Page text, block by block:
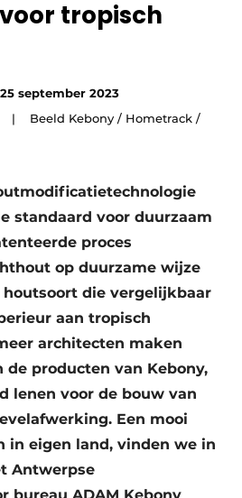
tropisch
25 september 2023
| Beeld Kebony / Hometrack /
standaard voor duurzaam
proces
op duurzame wijze
die vergelijkbaar
aan tropisch
architecten maken
producten van Kebony,
lenen voor de bouw van
Een mooi
in eigen land, vinden we in
Antwerpse